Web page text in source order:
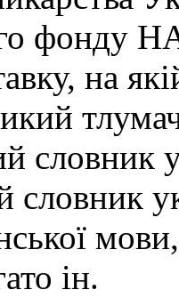
фонду
на
словник
словник
ін.